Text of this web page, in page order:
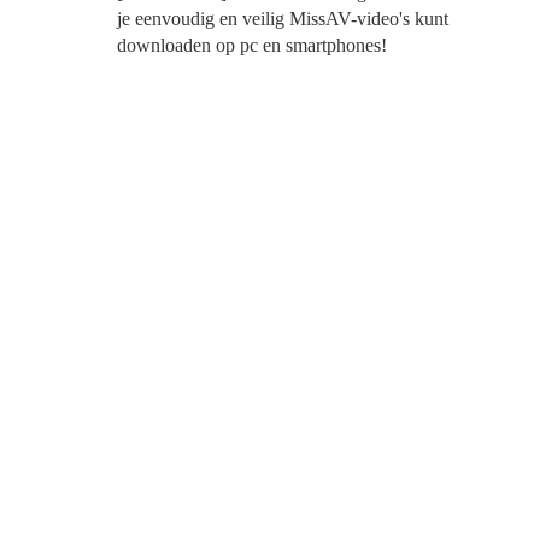
je eenvoudig en veilig MissAV-video's kunt
downloaden op pc en smartphones!